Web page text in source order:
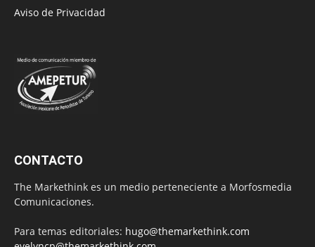
Aviso de Privacidad
CONTACTO
The Markethink es un medio perteneciente a Morfosmedia
Comunicaciones.
Para temas editoriales: hugo@themarkethink.com